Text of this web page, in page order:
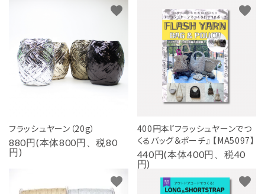
フラッシュヤーン（20g）
880円(本体800円、税80
円)
favorite
400円本『フラッシュヤーンでつ
くるバッグ＆ポーチ』 【MA5097】
440円(本体400円、税40
円)
favorite
favorite favorite